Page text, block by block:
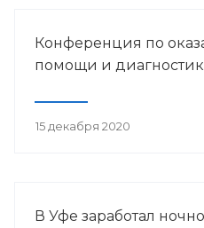
Конференция по
помощи и
15 декабря 2020
В Уфе заработал